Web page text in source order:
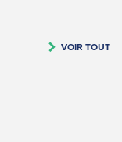
VOIR TOUT